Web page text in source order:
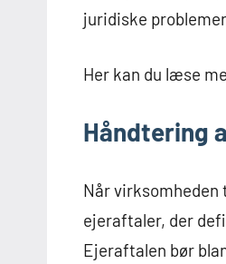
juridiske
Her kan du læse
Håndtering
Når
ejeraftaler, der
Ejeraftalen bør